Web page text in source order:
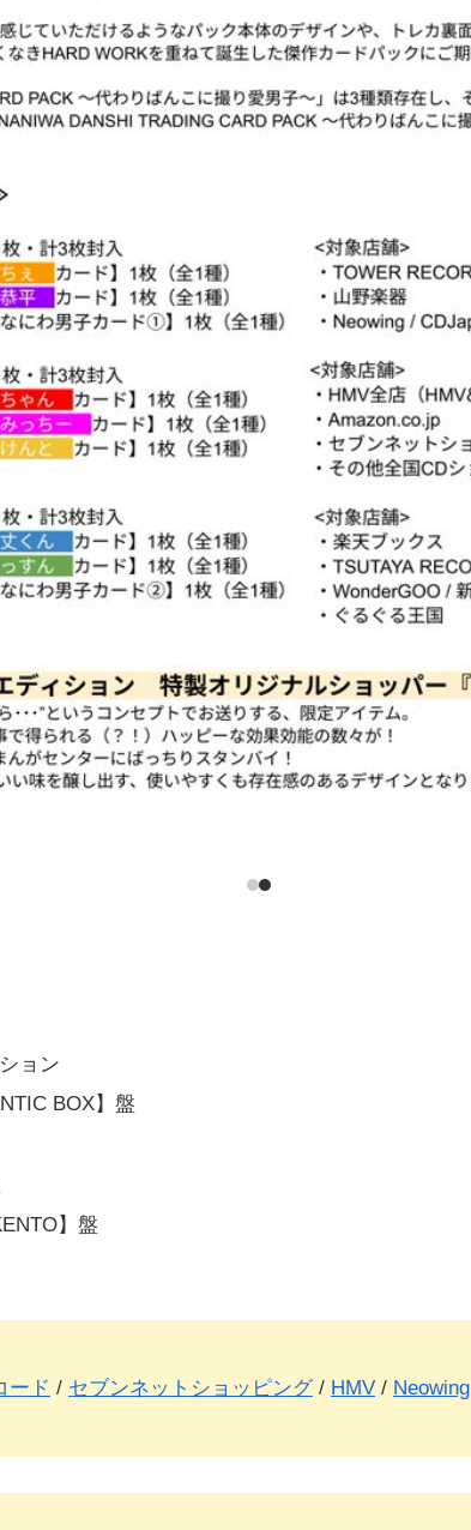
ョン
BOX】盤
】盤
ード / セブンネットショッピング/ HMV / Neowing